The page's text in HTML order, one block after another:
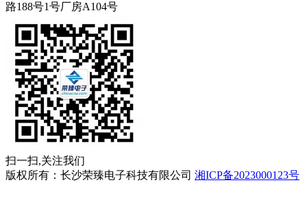
路188号1号厂房A104号
扫一扫,关注我们
版权所有：长沙荣臻电子科技有限公司 湘ICP备2023000123号